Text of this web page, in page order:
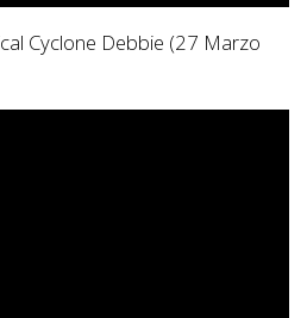
Cyclone Debbie (27 Marzo